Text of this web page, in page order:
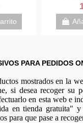
PARA PEDIDOS
mostrados en la
si desea recoger su
en esta web e
en tienda gratuita"
para que pase a